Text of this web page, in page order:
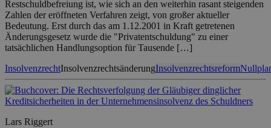
Restschuldbefreiung ist, wie sich an den weiterhin rasant steigenden
Zahlen der eröffneten Verfahren zeigt, von großer aktueller
Bedeutung. Erst durch das am 1.12.2001 in Kraft getretenen
Änderungsgesetz wurde die "Privatentschuldung" zu einer
tatsächlichen Handlungsoption für Tausende […]
InsolvenzrechtInsolvenzrechtsänderungInsolvenzrechtsreform
Lars Riggert